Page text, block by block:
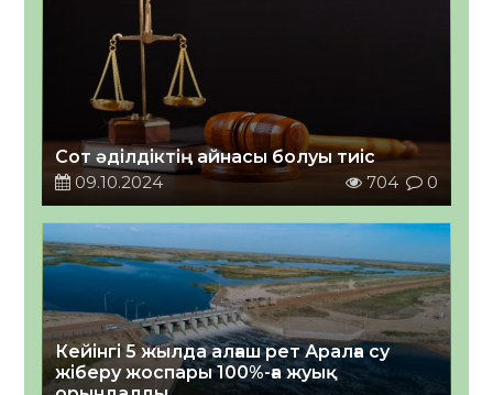
Сот әділдіктің айнасы болуы тиіс
09.10.2024
704 0
Кейінгі 5 жылда алғаш рет Аралға су
жіберу жоспары 100%-ға жуық